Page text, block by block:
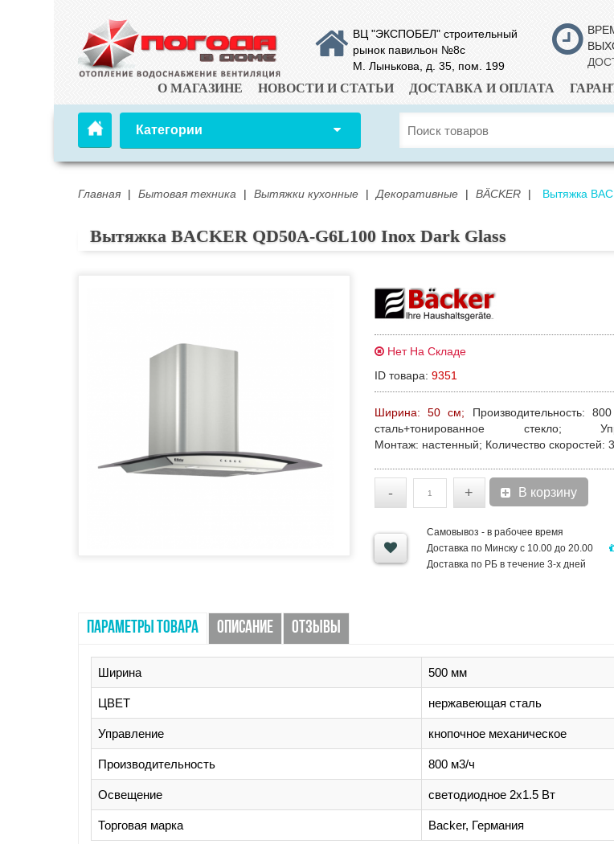
ВЦ "ЭКСПОБЕЛ" строительный
рынок павильон №8с
М. Лынькова, д. 35, пом. 199
О МАГАЗИНЕ НОВОСТИ И СТАТЬИ ДОСТАВКА И ОПЛАТА
Категории
Главная | Бытовая техника | Вытяжки кухонные | Декоративные | BÄCKER | Вытяжка
Вытяжка BACKER QD50A-G6L100 Inox Dark Glass
Нет На Складе
ID товара: 9351
Ширина: 50 см; Производительность:
сталь+тонированное стекло;
Монтаж: настенный; Количество скоростей:
- + В корзину
Самовывоз - в рабочее время
Доставка по Минску с 10.00 до 20.00
Доставка по РБ в течение 3-х дней
ПАРАМЕТРЫ ТОВАРА ОПИСАНИЕ ОТЗЫВЫ
Ширина 500 мм
ЦВЕТ нержавеющая сталь
Управление кнопочное механическое
Производительность 800 м3/ч
Освещение светодиодное 2х1.5 Вт
Торговая марка Backer, Германия